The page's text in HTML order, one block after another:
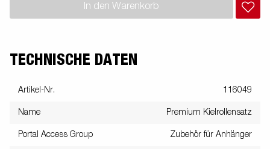
In den Warenkorb
TECHNISCHE DATEN
Artikel-Nr. 116049
Name Premium Kielrollensatz
Portal Access Group Zubehör für Anhänger